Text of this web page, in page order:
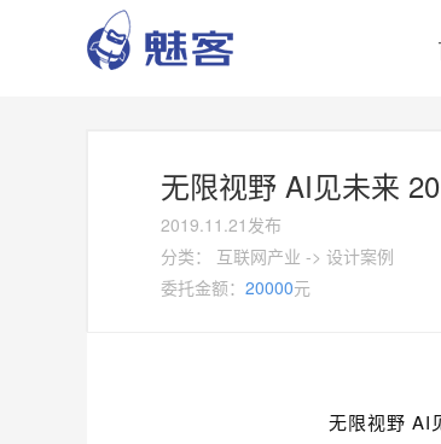
无限视野 AI见未来
2019.11.21发布
分类： 互联网产业 -> 设计案例
委托金额： 20000元
无限视野 AI